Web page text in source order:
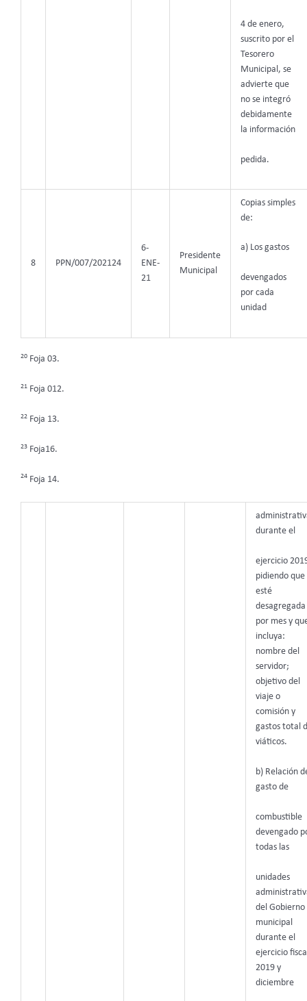
4 de enero,
suscrito por el
Tesorero
Municipal, se
advierte que
no se integró
debidamente
la información
pedida.
8 PPN/007/202124
6-
ENE-
21
Presidente
Municipal
Copias simples
de:
a) Los gastos
devengados
por cada
unidad
20 Foja 03.
21 Foja 012.
22 Foja 13.
23 Foja16.
24 Foja 14.
durante el
ejercicio
pidiendo que
esté
desagregada
por mes y
incluya:
nombre del
servidor;
objetivo del
viaje o
comisión y
gastos total
viáticos.
b) Relación
gasto de
combustible
devengado
todas las
unidades
del Gobierno
municipal
durante el
ejercicio
2019 y
diciembre